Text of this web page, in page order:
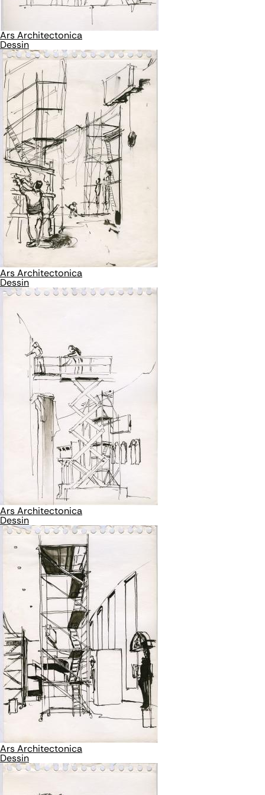
Ars Architectonica
Dessin
Ars Architectonica
Dessin
Ars Architectonica
Dessin
Ars Architectonica
Dessin